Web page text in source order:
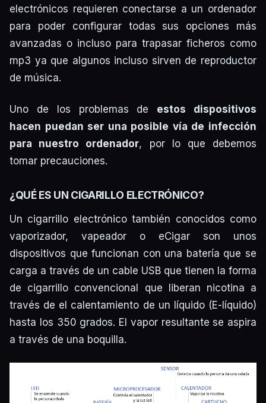
electrónicos requieren conectarse a un ordenador
para poder configurar todas sus opciones más
avanzadas o incluso para trapasar ficheros como
mp3 ya que algunos incluso sirven de reproductor
de música.
Uno de los problemas de estos dispositivos
hacen puedan ser una posible vía de infección
para nuestro ordenador, por lo que debemos
tomar precauciones.
¿QUÉ ES UN CIGARILLO ELECTRÓNICO?
Un cigarrillo electrónico también conocidos como
vaporizador, vapeador o eCigar son unos
dispositivos que funcionan con una batería que se
carga a través de un cable USB que tienen la forma
de cigarrillo convencional que liberan nicotina a
través de el calentamiento de un líquido (E-líquido)
hasta los 350 grados. El vapor resultante se aspira
a través de una boquilla.